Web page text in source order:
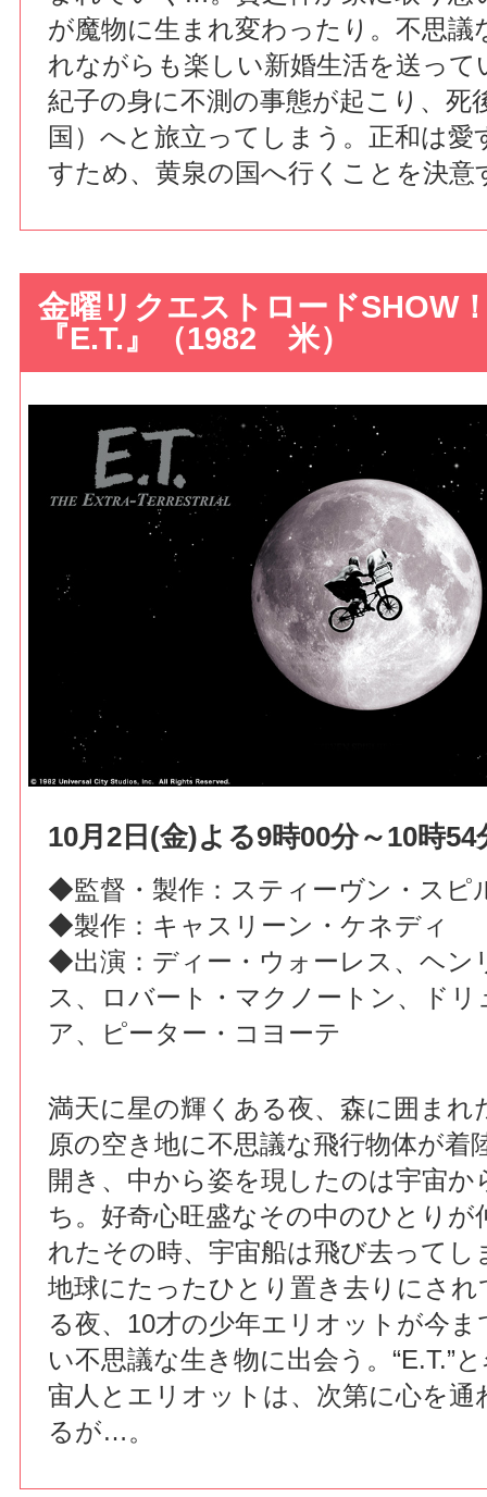
が魔物に生まれ変わったり。不思議
れながらも楽しい新婚生活を送って
紀子の身に不測の事態が起こり、死
国）へと旅立ってしまう。正和は愛
すため、黄泉の国へ行くことを決意
金曜リクエストロード
『E.T.』（1982 米）
10月2日(金)よる9時00分～10時54
◆監督・製作：スティーヴン・スピ
◆製作：キャスリーン・ケネディ
◆出演：ディー・ウォーレス、ヘン
ス、ロバート・マクノートン、ド
ア、ピーター・コヨーテ
満天に星の輝くある夜、森に囲まれ
原の空き地に不思議な飛行物体が着
開き、中から姿を現したのは宇宙か
ち。好奇心旺盛なその中のひとりが
れたその時、宇宙船は飛び去ってし
地球にたったひとり置き去りにさ
る夜、10才の少年エリオットが今
い不思議な生き物に出会う。“E.T.”
宙人とエリオットは、次第に心を
るが…。